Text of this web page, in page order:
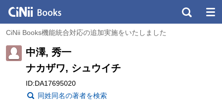
CiNii Books機能統合対応の追加実施をいたしました
中澤, 秀一
ナカザワ, シュウイチ
ID:DA17695020
同姓同名の著者を検索